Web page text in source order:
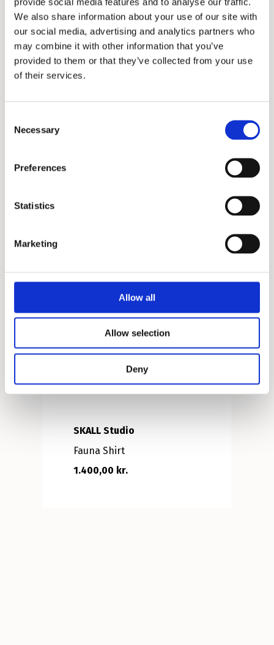
We also share information about your use of our site with
our social media, advertising and analytics partners who
may combine it with other information that you’ve
provided to them or that they’ve collected from your use
of their services.
Selection
Necessary
Preferences
Statistics
Marketing
Allow all
Allow selection
Deny
SKALL Studio
Pippa Scarf
SKALL Studio
Fauna Shirt
1.400,00 kr.